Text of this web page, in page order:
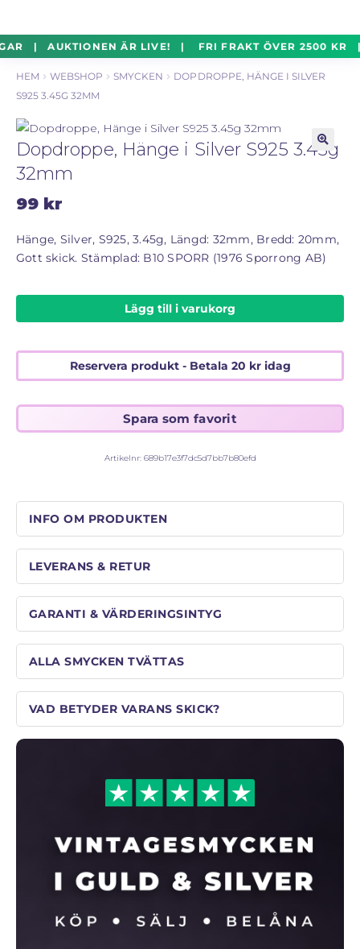
Hoppa
till
navigering
Hoppa
till
innehåll
AUKTIONEN ÄR LIVE! | FRI FRAKT ÖVER
Silverföremål
Mynt
Parti
Mitt Konto
STORLEKSGUIDE FÖR RINGAR
HEM WEBSHOP SMYCKEN
DOPDROPPE, HÄNGE I SILVER
S925 3.45G 32MM
🔍
Dopdroppe, Hänge i Silver S925 3.45g
32mm
99 kr
Hänge, Silver, S925, 3.45g, Längd: 32mm, Bredd: 20mm,
Gott skick. Stämplad: B10 SPORR (1976 Sporrong AB)
Lägg till i varukorg
Reservera produkt - Betala 20 kridag
Artikelnr: 689b17e3f7dc5d7bb7b80efd
INFO OM PRODUKTEN
LEVERANS & RETUR
GARANTI & VÄRDERINGSINTYG
ALLA SMYCKEN TVÄTTAS
VAD BETYDER VARANS SKICK?